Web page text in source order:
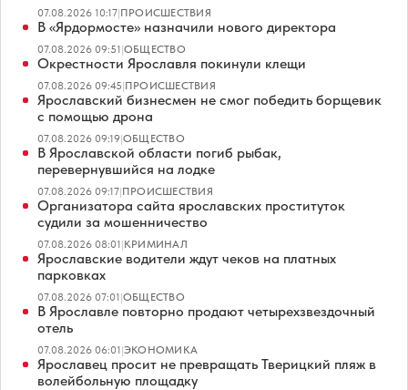
07.08.2026 10:17|ПРОИСШЕСТВИЯ
В «Ярдормосте» назначили нового директора
07.08.2026 09:51|ОБЩЕСТВО
Окрестности Ярославля покинули клещи
07.08.2026 09:45|ПРОИСШЕСТВИЯ
Ярославский бизнесмен не смог победить борщевик
с помощью дрона
07.08.2026 09:19|ОБЩЕСТВО
В Ярославской области погиб рыбак,
перевернувшийся на лодке
07.08.2026 09:17|ПРОИСШЕСТВИЯ
Организатора сайта ярославских проституток
судили за мошенничество
07.08.2026 08:01|КРИМИНАЛ
Ярославские водители ждут чеков на платных
парковках
07.08.2026 07:01|ОБЩЕСТВО
В Ярославле повторно продают четырехзвездочный
отель
07.08.2026 06:01|ЭКОНОМИКА
Ярославец просит не превращать Тверицкий пляж в
волейбольную площадку